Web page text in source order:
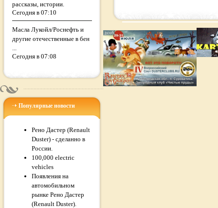
рассказы, истории.
Сегодня в 07:10
Масла Лукойл/Роснефть и
другие отечественные в бен
...
Сегодня в 07:08
Популярные новости
Рено Дастер (Renault
Duster) - сделанно в
России.
100,000 electric
vehicles
Появления на
автомобильном
рынке Рено Дастер
(Renault Duster).